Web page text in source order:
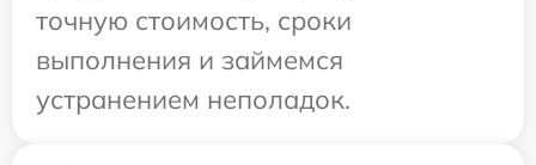
точную стоимость, сроки
выполнения и займемся
устранением неполадок.